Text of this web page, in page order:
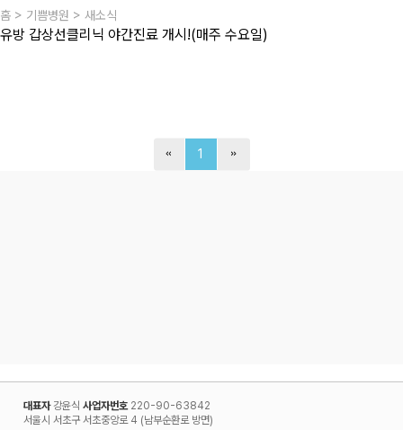
홈 > 기쁨병원 > 새소식
유방 갑상선클리닉 야간진료 개시!(매주 수요일)
1
대표자강윤식 사업자번호220-90-63842
서울시 서초구 서초중앙로 4 (남부순환로 방면)